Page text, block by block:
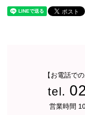
【お電話で
tel.
営業時間